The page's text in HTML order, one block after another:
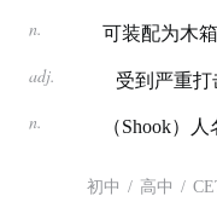
n. 可装配为木
adj. 受到严重
n. （Shook）
初中 / 高中 /